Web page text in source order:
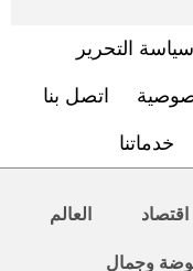
سياسة التحرير
اتصل بنا
خدماتنا
اقتصاد العالم
وجمال